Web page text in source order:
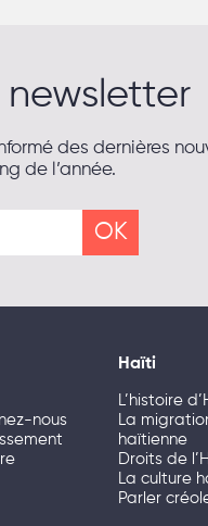
newsletter
des dernières
de l’année.
nous
Haïti
L’histoire
La
haïtienne
Droits de
La culture
Parler